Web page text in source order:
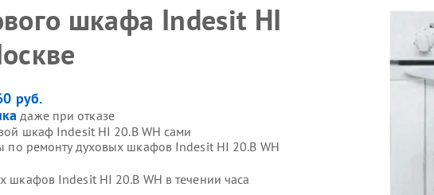
шкафа Indesit HI
руб.
даже при отказе
шкаф Indesit HI 20.B WH сами
по ремонту духовых шкафов Indesit HI 20.B WH
шкафов Indesit HI 20.B WH в течении часа